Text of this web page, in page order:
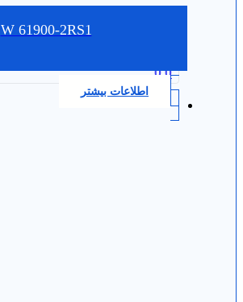
W 61900-2RS1
0.0
اطلاعات بیشتر